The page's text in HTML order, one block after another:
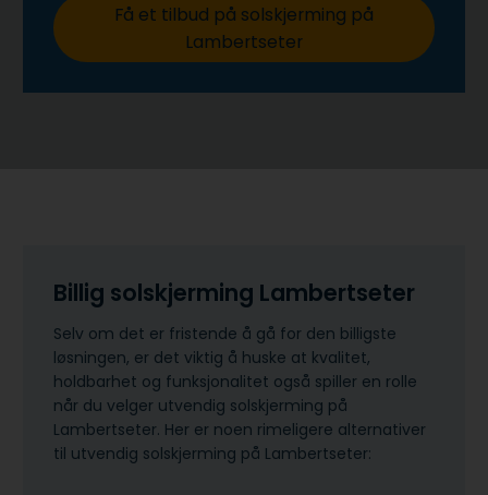
Få et tilbud på solskjerming på
Lambertseter
Billig solskjerming Lambertseter
Selv om det er fristende å gå for den billigste
løsningen, er det viktig å huske at kvalitet,
holdbarhet og funksjonalitet også spiller en rolle
når du velger utvendig solskjerming på
Lambertseter. Her er noen rimeligere alternativer
til utvendig solskjerming på Lambertseter: